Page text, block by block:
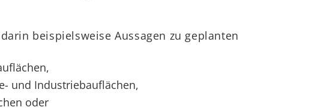
beispielsweise Aussagen zu geplanten
und Industriebauflächen,
oder